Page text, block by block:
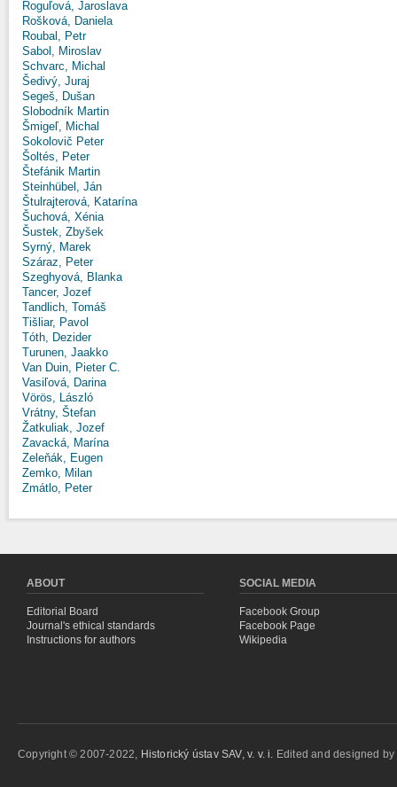
Roguľová, Jaroslava
Rošková, Daniela
Roubal, Petr
Sabol, Miroslav
Schvarc, Michal
Šedivý, Juraj
Segeš, Dušan
Slobodník Martin
Šmigeľ, Michal
Sokolovič Peter
Šoltés, Peter
Štefánik Martin
Steinhübel, Ján
Štulrajterová, Katarína
Šuchová, Xénia
Šustek, Zbyšek
Syrný, Marek
Száraz, Peter
Szeghyová, Blanka
Tancer, Jozef
Tandlich, Tomáš
Tišliar, Pavol
Tóth, Dezider
Turunen, Jaakko
Van Duin, Pieter C.
Vasiľová, Darina
Vörös, László
Vrátny, Štefan
Žatkuliak, Jozef
Zavacká, Marína
Zeleňák, Eugen
Zemko, Milan
Zmátlo, Peter
ABOUT
Editorial Board
Journal's ethical standards
Instructions for authors
SOCIAL MEDIA
Facebook Group
Facebook Page
Wikipedia
Copyright © 2007-2022, Historický ústav SAV, v. v. i. Edited and designed by